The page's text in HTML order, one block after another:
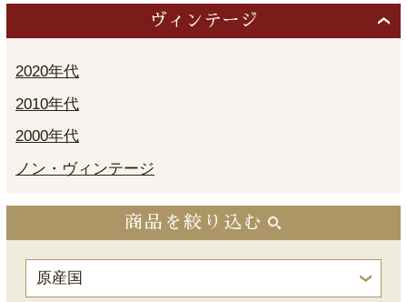
ヴィンテージ
2020年代
2010年代
2000年代
ノン・ヴィンテージ
商品を絞り込む